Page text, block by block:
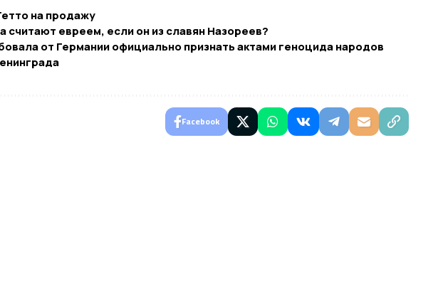
на продажу
считают евреем, если он из славян Назореев?
от Германии официально признать актами геноцида народов
Facebook